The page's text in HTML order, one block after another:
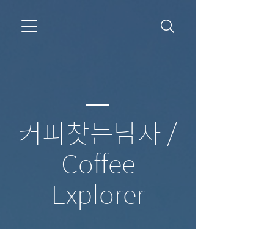
커피찾는남자 /
Coffee
Explorer